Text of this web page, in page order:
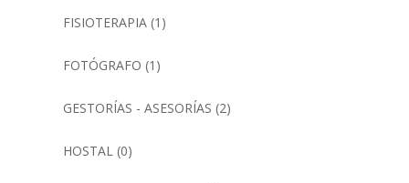
FISIOTERAPIA(1)
FOTÓGRAFO (1)
GESTORÍAS - ASESORÍAS (2)
HOSTAL(0)